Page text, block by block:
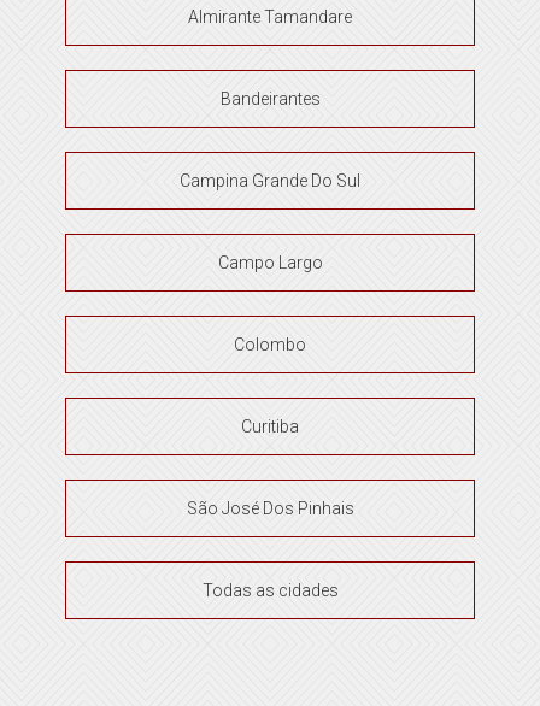
Almirante Tamandare
Bandeirantes
Campina Grande Do Sul
Campo Largo
Colombo
Curitiba
São José Dos Pinhais
Todas as cidades